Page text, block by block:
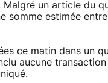
un article du
somme estimée
ce matin dans un
aucune